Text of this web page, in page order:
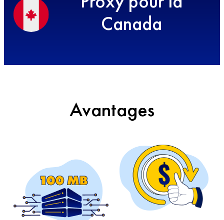
Canada
Avantages